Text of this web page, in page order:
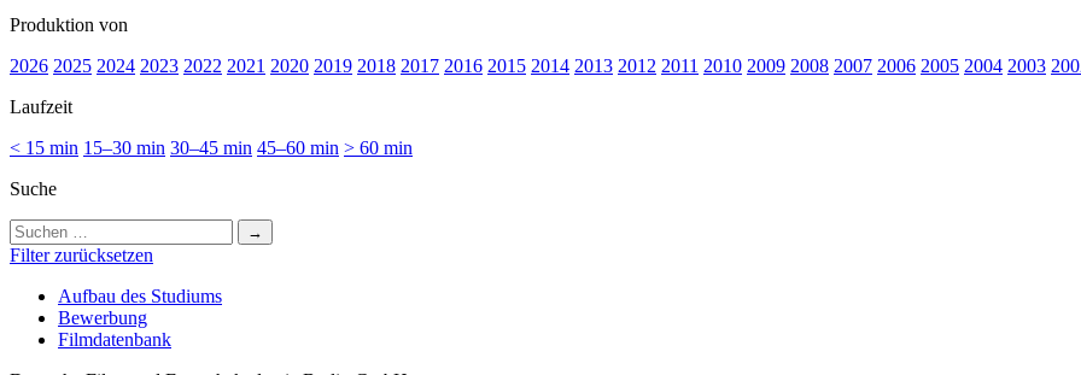
Produktion von
2026 2025 2024 2023 2022 2021 2020 2019 2018 2017 2016 2015 2014 2013 2012 2011 2010 2009 2008 2007 2006 2005 2004 2003
Laufzeit
< 15 min 15–30 min 30–45 min 45–60 min > 60 min
Suche
Suchen
nach:
Filter zurücksetzen
Auf­bau des Stu­di­ums
Bewer­bung
Film­da­ten­bank